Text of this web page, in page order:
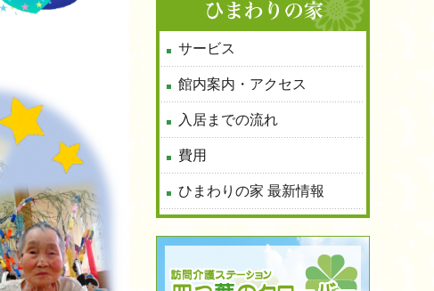
サービス
館内案内・アクセス
入居までの流れ
費用
ひまわりの家 最新情報